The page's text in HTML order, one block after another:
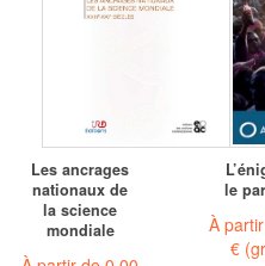
Les ancrages
nationaux de
la science
mondiale
le
À
€